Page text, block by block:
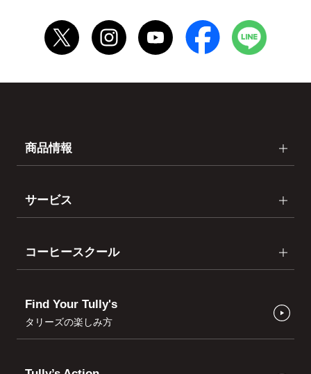
商品情報
サービス
コーヒースクール
Find Your Tully's
タリーズの楽しみ方